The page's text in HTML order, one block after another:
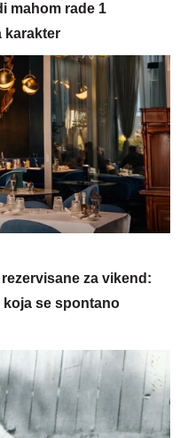
mahom rade 1
karakter
za vikend:
se spontano